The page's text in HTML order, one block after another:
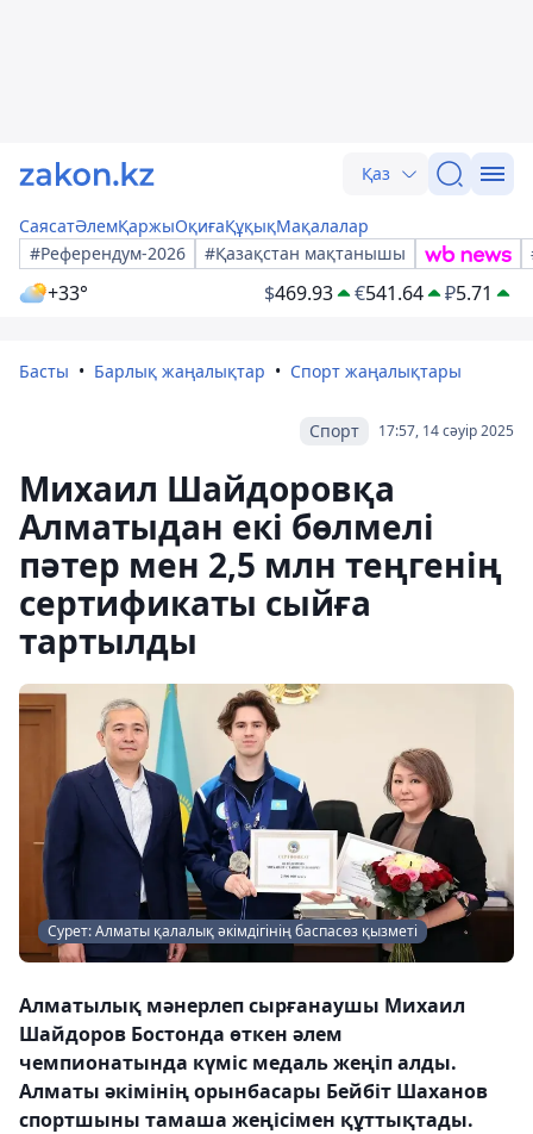
Қаз
СаясатӘлемҚаржыОқиғаҚұқықМақалалар
#Референдум-2026
#Қазақстан мақтанышы
+33° $469.93 €541.64 ₽5.71
Басты Барлық жаңалықтар Спорт жаңалықтары
17:57, 14 сәуір 2025
Спорт
Михаил Шайдоровқа
Алматыдан екі бөлмелі
пәтер мен 2,5 млн теңгенің
сертификаты сыйға
тартылды
Сурет: Алматы қалалық әкімдігінің баспасөз қызметі
Алматылық мәнерлеп сырғанаушы Михаил
Шайдоров Бостонда өткен әлем
чемпионатында күміс медаль жеңіп алды.
Алматы әкімінің орынбасары Бейбіт Шаханов
спортшыны тамаша жеңісімен құттықтады.